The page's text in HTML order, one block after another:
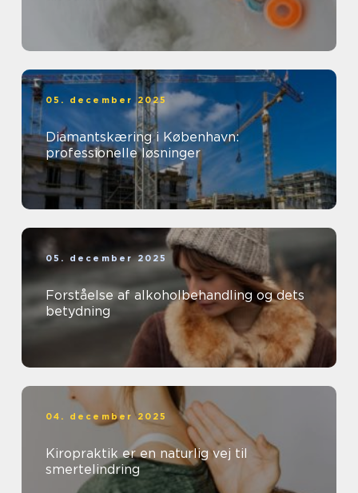
05. december 2025
Diamantskæring i København:
professionelle løsninger
05. december 2025
Forståelse af alkoholbehandling og dets
betydning
04. december 2025
Kiropraktik er en naturlig vej til
smertelindring